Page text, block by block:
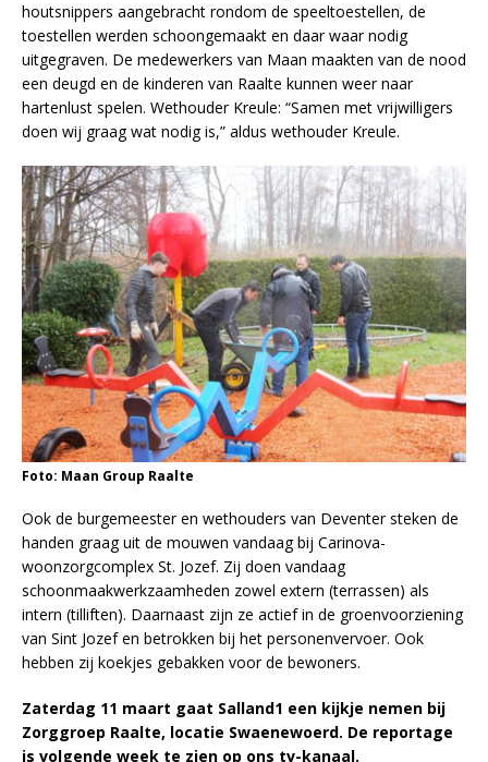
houtsnippers aangebracht rondom de speeltoestellen, de
toestellen werden schoongemaakt en daar waar nodig
uitgegraven. De medewerkers van Maan maakten van de nood
een deugd en de kinderen van Raalte kunnen weer naar
hartenlust spelen. Wethouder Kreule: “Samen met vrijwilligers
doen wij graag wat nodig is,” aldus wethouder Kreule.
Foto: Maan Group Raalte
Ook de burgemeester en wethouders van Deventer steken de
handen graag uit de mouwen vandaag bij Carinova-
woonzorgcomplex St. Jozef. Zij doen vandaag
schoonmaakwerkzaamheden zowel extern (terrassen) als
intern (tilliften). Daarnaast zijn ze actief in de groenvoorziening
van Sint Jozef en betrokken bij het personenvervoer. Ook
hebben zij koekjes gebakken voor de bewoners.
Zaterdag 11 maart gaat Salland1 een kijkje nemen bij
Zorggroep Raalte, locatie Swaenewoerd. De reportage
is volgende week te zien op ons tv-kanaal.